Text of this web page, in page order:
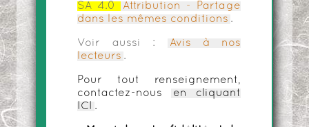
SA 4.0
Attribution - Partage
dans les mêmes conditions .
Voir aussi :
Avis à nos
lecteurs .
Pour tout renseignement,
contactez-nous
en cliquant
ICI
.